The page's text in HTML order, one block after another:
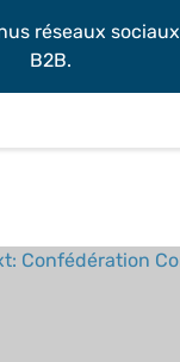
réseaux
B2B.
Confédération